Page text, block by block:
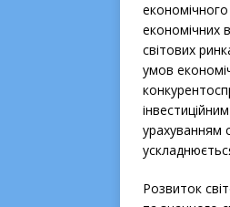
економічних
світових
умов
урахуванням
Розвиток